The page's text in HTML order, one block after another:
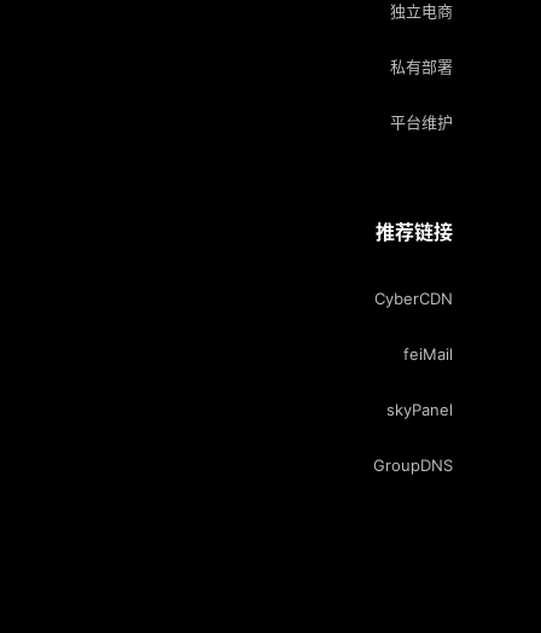
独立电商
私有部署
平台维护
推荐链接
CyberCDN
feiMail
skyPanel
GroupDNS